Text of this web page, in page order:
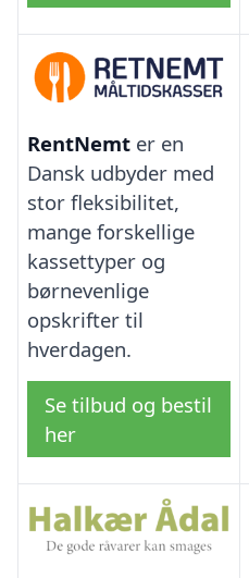
RentNemt er en
Dansk udbyder med
stor fleksibilitet,
mange forskellige
kassettyper og
børnevenlige
opskrifter til
hverdagen.
Se tilbud og bestil
her